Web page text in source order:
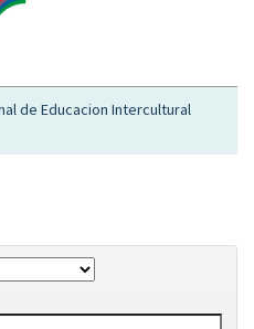
de Educacion Intercultural